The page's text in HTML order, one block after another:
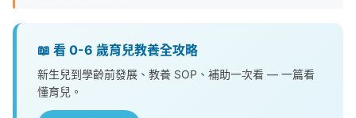
📖 看 0-6 歲育兒教養全攻略
新生兒到學齡前發展、教養 SOP、補助一次看 — 一篇看
懂育兒。